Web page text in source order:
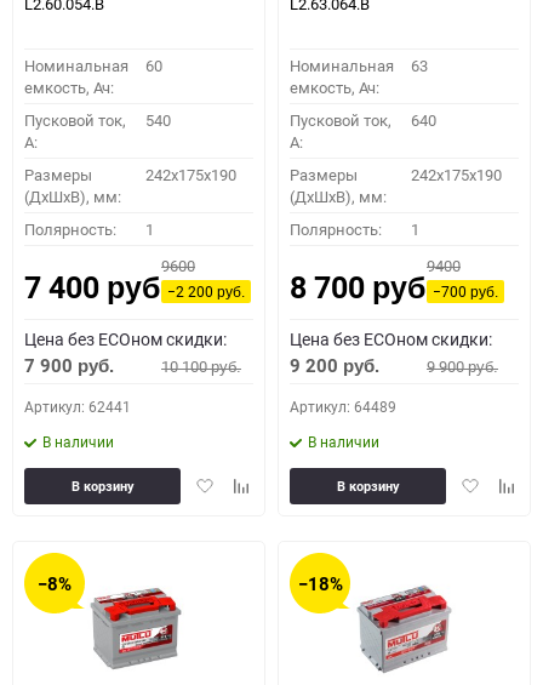
Номинальная
емкость, Ач:
60
Пусковой ток,
A:
540
Размеры
(ДхШхВ), мм:
242x175x190
Полярность: 1
7 400 руб.
9600
−2 200руб.
Цена без ECOном скидки:
7 900 руб. 10 100руб.
Артикул: 62441
В наличии
ДобавитьДобавить
В корзину
Номинальная
емкость, Ач:
63
Пусковой ток,
A:
640
Размеры
(ДхШхВ), мм:
242x175x190
Полярность: 1
8 700 руб.
9400
−700руб.
Цена без ECOном скидки:
9 200 руб. 9 900руб.
Артикул: 64489
В наличии
Добавить
В корзину
−8% −18%